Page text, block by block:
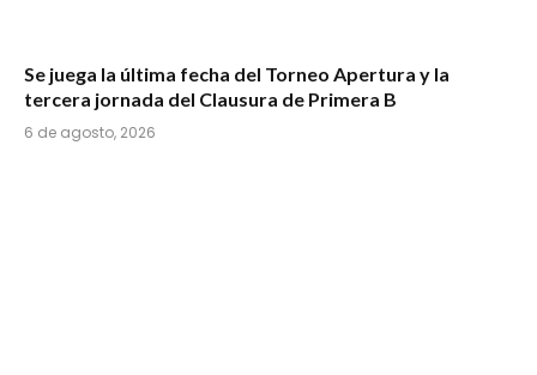
Se juega la última fecha del Torneo Apertura y la
tercera jornada del Clausura de Primera B
6 de agosto, 2026